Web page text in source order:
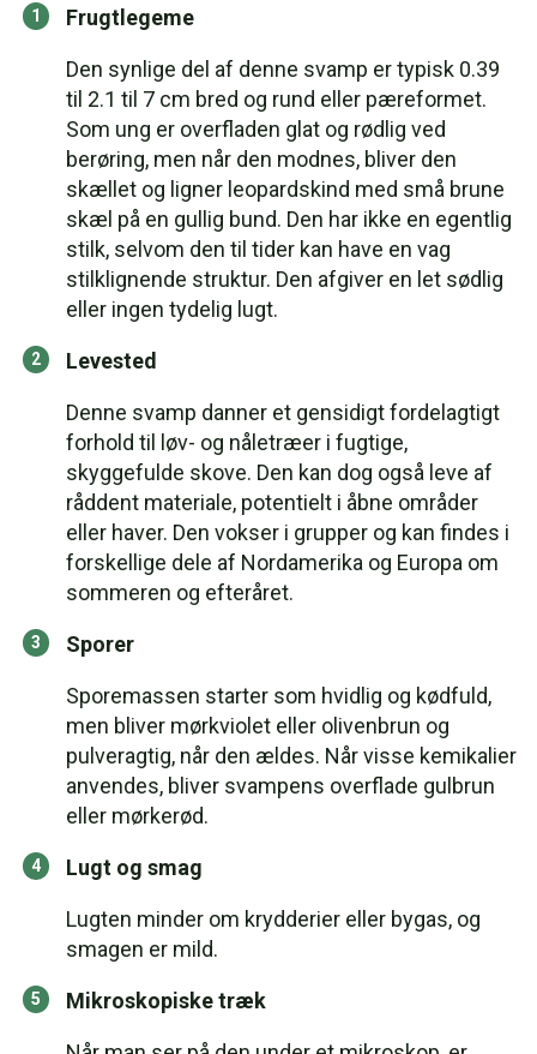
Frugtlegeme
Den synlige del af denne svamp er typisk 0.39
til 2.1 til 7 cm bred og rund eller pæreformet.
Som ung er overfladen glat og rødlig ved
berøring, men når den modnes, bliver den
skællet og ligner leopardskind med små brune
skæl på en gullig bund. Den har ikke en egentlig
stilk, selvom den til tider kan have en vag
stilklignende struktur. Den afgiver en let sødlig
eller ingen tydelig lugt.
Levested
Denne svamp danner et gensidigt fordelagtigt
forhold til løv- og nåletræer i fugtige,
skyggefulde skove. Den kan dog også leve af
råddent materiale, potentielt i åbne områder
eller haver. Den vokser i grupper og kan findes i
forskellige dele af Nordamerika og Europa om
sommeren og efteråret.
Sporer
Sporemassen starter som hvidlig og kødfuld,
men bliver mørkviolet eller olivenbrun og
pulveragtig, når den ældes. Når visse kemikalier
anvendes, bliver svampens overflade gulbrun
eller mørkerød.
Lugt og smag
Lugten minder om krydderier eller bygas, og
smagen er mild.
Mikroskopiske træk